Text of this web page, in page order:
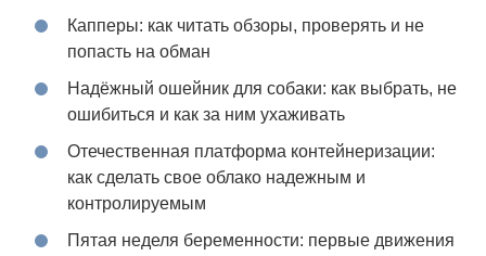
Капперы: как читать обзоры, проверять и не
попасть на обман
Надёжный ошейник для собаки: как выбрать, не
ошибиться и как за ним ухаживать
Отечественная платформа контейнеризации:
как сделать свое облако надежным и
контролируемым
Пятая неделя беременности: первые движения